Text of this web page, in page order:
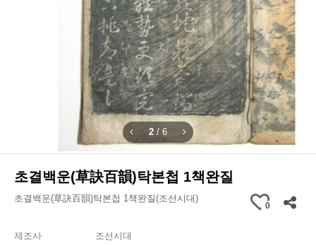
2 / 6
초결백운(草訣百韻)탁본첩 1책완질
초결백운(草訣百韻)탁본첩 1책완질(조선시대)
0
제조사
조선시대